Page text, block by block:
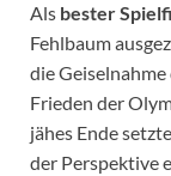
Als bester
Fehlbaum
die
Frieden der
jähes Ende
der Perspektive